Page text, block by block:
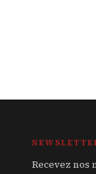
Recevez nos